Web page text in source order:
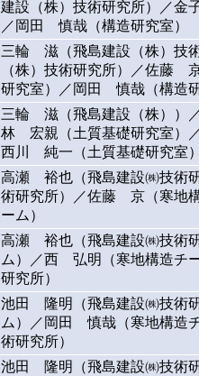
建設（株）技術研究所）／金
／岡田 慎哉（構造研究室）
三輪 滋（飛島建設（株）技
（株）技術研究所）／佐藤
研究室）／岡田 慎哉（構造研
三輪 滋（飛島建設（株））
林 宏親（土質基礎研究室）
西川 純一（土質基礎研究室）
高瀬 裕也（飛島建設㈱技術
術研究所）／佐藤 京（寒地
ーム）
高瀬 裕也（飛島建設㈱技術
ム）／西 弘明（寒地構造チ
研究所）
池田 隆明（飛島建設㈱技術
ム）／岡田 慎哉（寒地構造
術研究所）
池田 隆明（飛島建設㈱技術